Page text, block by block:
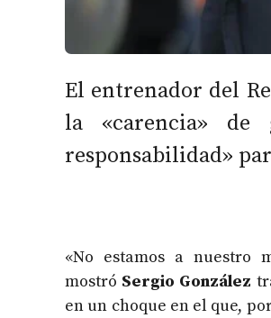
El entrenador del
la «carencia»
responsabilidad»
«No estamos a nuestro
mostró Sergio González
en un choque en el que,